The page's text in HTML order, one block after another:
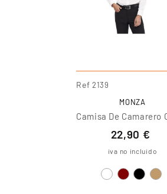
Ref 2139
MONZA
22,90 €
iva no incluido